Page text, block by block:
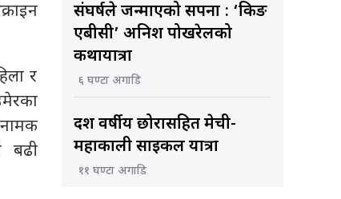
र
बढी
संघर्षले जन्माएको सपना : ‘किङ
एबीसी’ अनिश पोखरेलको
कथायात्रा
६ घण्टा अगाडि
दश वर्षीय छोरासहित मेची-
महाकाली साइकल यात्रा
११ घण्टा अगाडि